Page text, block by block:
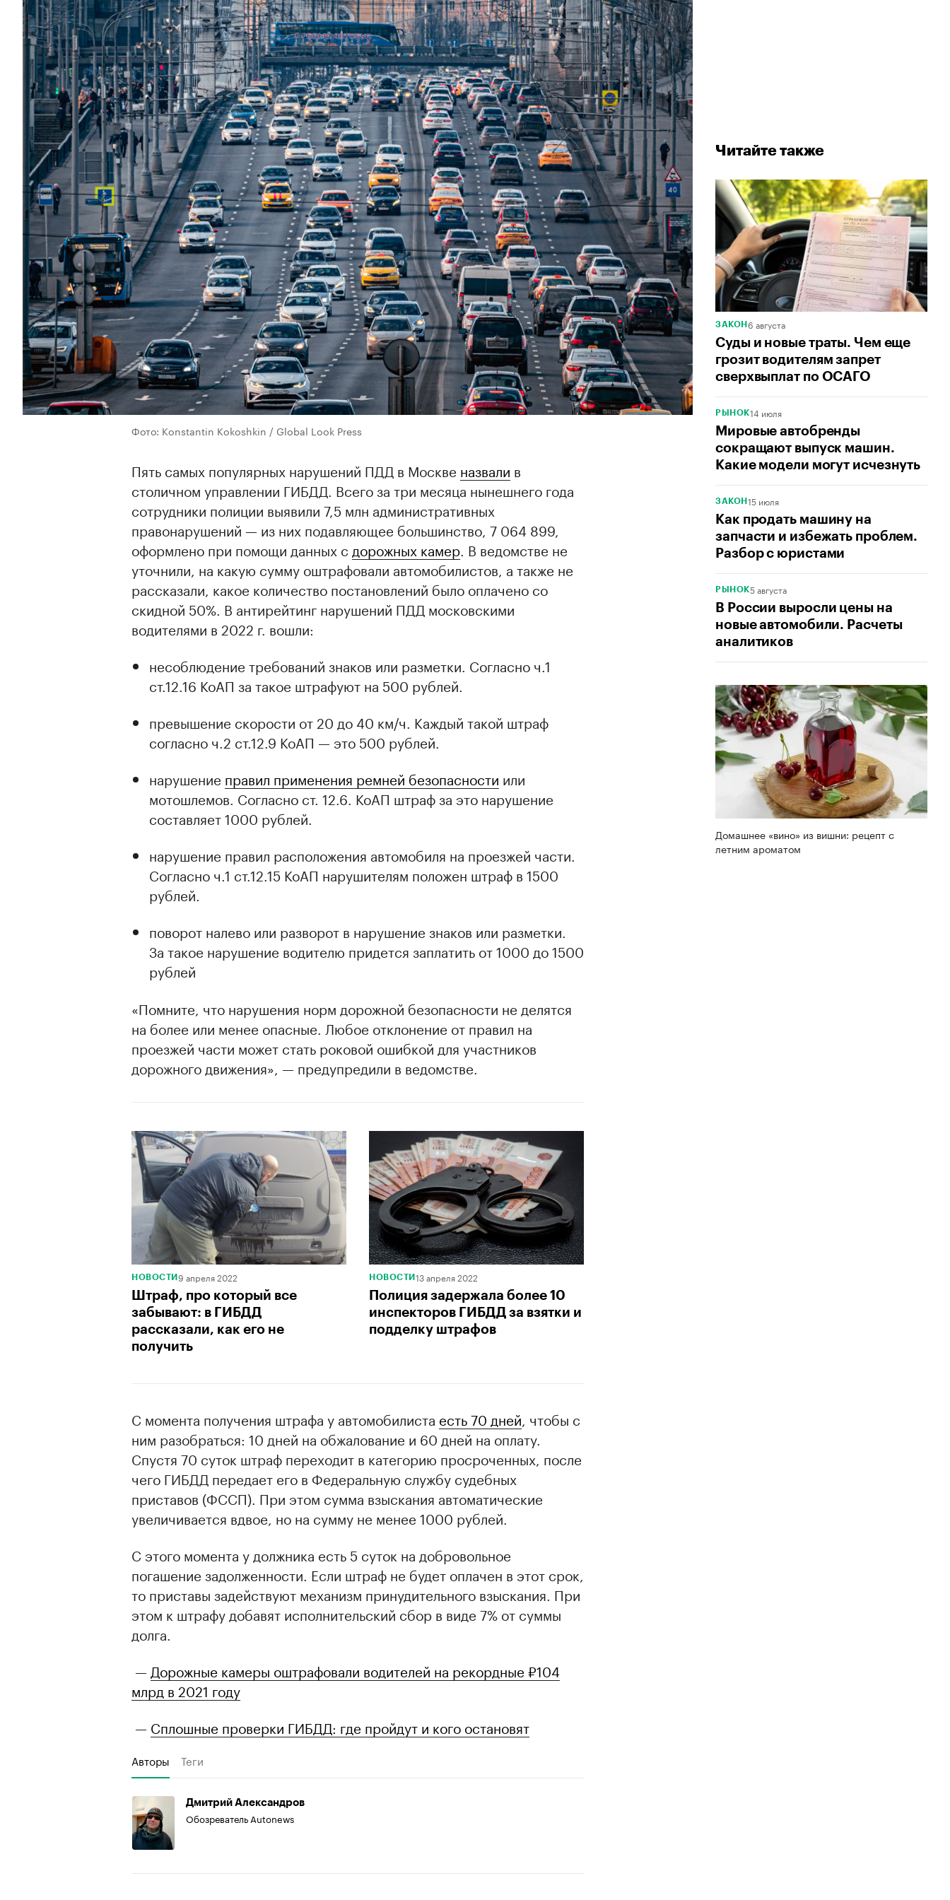
Читайте также
ЗАКОН 6 августа
Суды и новые траты. Чем еще
грозит водителям запрет
сверхвыплат по ОСАГО
РЫНОК14 июля
Мировые автобренды
сокращают выпуск машин.
Какие модели могут исчезнуть
ЗАКОН 15 июля
Как продать машину на
запчасти и избежать проблем.
Разбор с юристами
РЫНОК5 августа
В России выросли цены на
новые автомобили. Расчеты
аналитиков
Домашнее «вино» из вишни: рецепт с
летним ароматом
Фото: Konstantin Kokoshkin / Global Look Press
Пять самых популярных нарушений ПДД в Москве назвали в
столичном управлении ГИБДД. Всего за три месяца нынешнего года
сотрудники полиции выявили 7,5 млн административных
правонарушений — из них подавляющее большинство, 7 064 899,
оформлено при помощи данных с дорожных камер . В ведомстве не
уточнили, на какую сумму оштрафовали автомобилистов, а также не
рассказали, какое количество постановлений было оплачено со
скидной 50%. В антирейтинг нарушений ПДД московскими
водителями в 2022 г. вошли:
несоблюдение требований знаков или разметки. Согласно ч.1
ст.12.16 КоАП за такое штрафуют на 500 рублей.
превышение скорости от 20 до 40 км/ч. Каждый такой штраф
согласно ч.2 ст.12.9 КоАП — это 500 рублей.
нарушение правил применения ремней безопасности или
мотошлемов. Согласно ст. 12.6. КоАП штраф за это нарушение
составляет 1000 рублей.
нарушение правил расположения автомобиля на проезжей части.
Согласно ч.1 ст.12.15 КоАП нарушителям положен штраф в 1500
рублей.
поворот налево или разворот в нарушение знаков или разметки.
За такое нарушение водителю придется заплатить от 1000 до 1500
рублей
«Помните, что нарушения норм дорожной безопасности не делятся
на более или менее опасные. Любое отклонение от правил на
проезжей части может стать роковой ошибкой для участников
дорожного движения», — предупредили в ведомстве.
НОВОСТИ 9 апреля 2022
Штраф, про который все
забывают: в ГИБДД
рассказали, как его не
получить
НОВОСТИ 13 апреля 2022
Полиция задержала более 10
инспекторов ГИБДД за взятки и
подделку штрафов
С момента получения штрафа у автомобилиста есть 70 дней , чтобы с
ним разобраться: 10 дней на обжалование и 60 дней на оплату.
Спустя 70 суток штраф переходит в категорию просроченных, после
чего ГИБДД передает его в Федеральную службу судебных
приставов (ФССП). При этом сумма взыскания автоматические
увеличивается вдвое, но на сумму не менее 1000 рублей.
С этого момента у должника есть 5 суток на добровольное
погашение задолженности. Если штраф не будет оплачен в этот срок,
то приставы задействуют механизм принудительного взыскания. При
этом к штрафу добавят исполнительский сбор в виде 7% от суммы
долга.
— Дорожные камеры оштрафовали водителей на рекордные ₽104
млрд в 2021 году
— Сплошные проверки ГИБДД: где пройдут и кого остановят
Авторы Теги
Дмитрий Александров
Обозреватель Autonews